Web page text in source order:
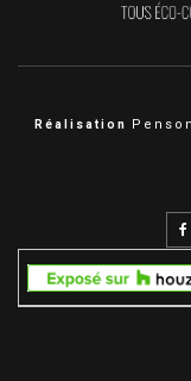
Réalisation